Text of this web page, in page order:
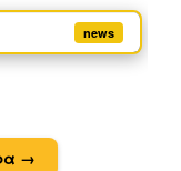
news
→